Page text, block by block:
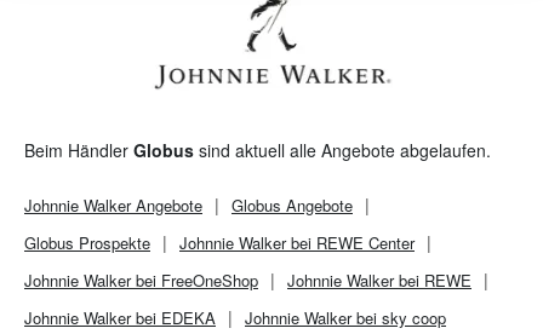
Beim Händler Globus sind aktuell alle Angebote abgelaufen.
Johnnie WalkerAngebote Globus Angebote
Globus Prospekte
Johnnie Walker bei REWE Center
Johnnie Walker bei FreeOneShop
Johnnie Walker bei REWE
Johnnie Walker bei EDEKA
Johnnie Walker bei sky coop